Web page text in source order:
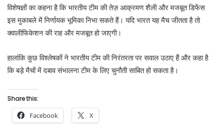
विशेषज्ञों का कहना है कि भारतीय टीम की तेज़ आक्रमण शैली और मजबूत डिफेंस
इस मुकाबले में निर्णायक भूमिका निभा सकते हैं। यदि भारत यह मैच जीतता है तो
क्वालीफिकेशन की राह और मजबूत हो जाएगी।
हालांकि कुछ विश्लेषकों ने भारतीय टीम की निरंतरता पर सवाल उठाए हैं और कहा है
कि बड़े मैचों में दबाव संभालना टीम के लिए चुनौती साबित हो सकता है।
Share this:
Facebook X